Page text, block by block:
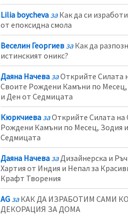
Lilia boycheva за Как да си
от епоксидна смола
Веселин Георгиев за Как да
истинският оникс?
Даяна Начева заОткрийте Силата
Своите Рождени Камъни по Месец,
и Ден от Седмицата
Кюркчиева заОткрийте Силата на
Рождени Камъни по Месец, Зодия
Седмицата
Даяна Начева заДизайнерска и
Хартия от Индия и Непал за
Крафт Творения
AG за КАК ДА ИЗРАБОТИМ САМИ
ДЕКОРАЦИЯ ЗА ДОМА